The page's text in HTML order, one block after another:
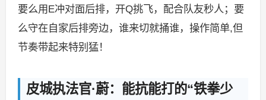
要么用E冲对面后排，开Q挑飞，配合队友秒人；要
么守在自家后排旁边，谁来切就捅谁，操作简单,但
节奏带起来特别猛！
皮城执法官·蔚：能抗能打的“铁拳少